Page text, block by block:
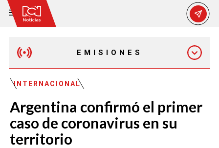
EMISIONES
EMISIÓN 7:00 PM
INTERNACIONAL
Argentina confirmó el primer
caso de coronavirus en su
territorio